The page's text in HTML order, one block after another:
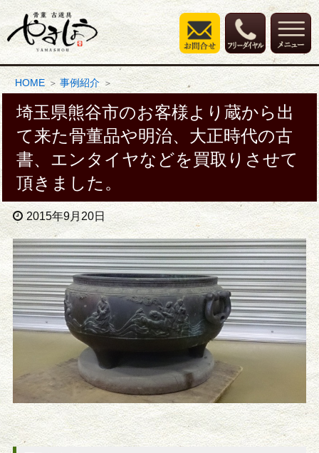
HOME 事例紹介
埼玉県熊谷市のお客様より蔵から出
て来た骨董品や明治、大正時代の古
書、エンタイヤなどを買取りさせて
頂きました。
2015年9月20日